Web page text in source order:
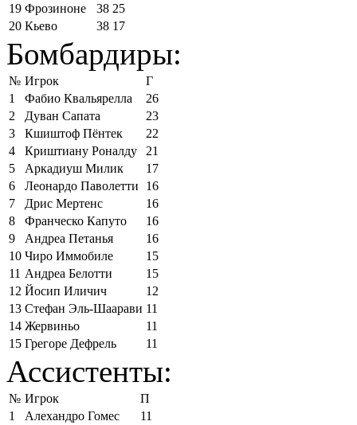
19 Фрозиноне 38 25
20 Кьево 38 17
Бомбардиры:
№ Игрок
Г
1
Фабио Квальярелла
26
2
Дуван Сапата
23
3
Кшиштоф Пёнтек
22
4
Криштиану Роналду
21
5
Аркадиуш Милик
17
6
Леонардо Паволетти
16
7
Дрис Мертенс
16
8
Франческо Капуто
16
9
Андреа Петанья
16
10 Чиро Иммобиле
15
11 Андреа Белотти
15
12 Йосип Иличич
12
13 Стефан Эль-Шаарави 11
14 Жервиньо
11
15 Грегоре Дефрель 11
Ассистенты:
№ Игрок
П
1
Алехандро Гомес
11